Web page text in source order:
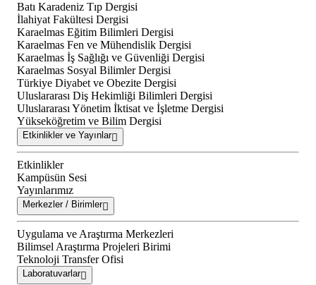
Batı Karadeniz Tıp Dergisi
İlahiyat Fakültesi Dergisi
Karaelmas Eğitim Bilimleri Dergisi
Karaelmas Fen ve Mühendislik Dergisi
Karaelmas İş Sağlığı ve Güvenliği Dergisi
Karaelmas Sosyal Bilimler Dergisi
Türkiye Diyabet ve Obezite Dergisi
Uluslararası Diş Hekimliği Bilimleri Dergisi
Uluslararası Yönetim İktisat ve İşletme Dergisi
Yükseköğretim ve Bilim Dergisi
Etkinlikler ve Yayınlar
Etkinlikler
Kampüsün Sesi
Yayınlarımız
Merkezler / Birimler
Uygulama ve Araştırma Merkezleri
Bilimsel Araştırma Projeleri Birimi
Teknoloji Transfer Ofisi
Laboratuvarlar